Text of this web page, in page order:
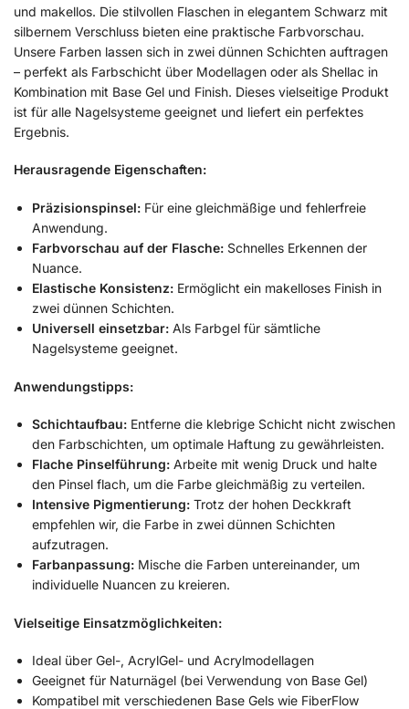
und makellos. Die stilvollen Flaschen in elegantem Schwarz mit
silbernem Verschluss bieten eine praktische Farbvorschau.
Unsere Farben lassen sich in zwei dünnen Schichten auftragen
– perfekt als Farbschicht über Modellagen oder als Shellac in
Kombination mit Base Gel und Finish. Dieses vielseitige Produkt
ist für alle Nagelsysteme geeignet und liefert ein perfektes
Ergebnis.
Herausragende Eigenschaften:
Präzisionspinsel: Für eine gleichmäßige und fehlerfreie
Anwendung.
Farbvorschau auf der Flasche: Schnelles Erkennen der
Nuance.
Elastische Konsistenz: Ermöglicht ein makelloses Finish in
zwei dünnen Schichten.
Universell einsetzbar: Als Farbgel für sämtliche
Nagelsysteme geeignet.
Anwendungstipps:
Schichtaufbau: Entferne die klebrige Schicht nicht zwischen
den Farbschichten, um optimale Haftung zu gewährleisten.
Flache Pinselführung: Arbeite mit wenig Druck und halte
den Pinsel flach, um die Farbe gleichmäßig zu verteilen.
Intensive Pigmentierung: Trotz der hohen Deckkraft
empfehlen wir, die Farbe in zwei dünnen Schichten
aufzutragen.
Farbanpassung: Mische die Farben untereinander, um
individuelle Nuancen zu kreieren.
Vielseitige Einsatzmöglichkeiten:
Ideal über Gel-, AcrylGel- und Acrylmodellagen
Geeignet für Naturnägel (bei Verwendung von Base Gel)
Kompatibel mit verschiedenen Base Gels wie FiberFlow